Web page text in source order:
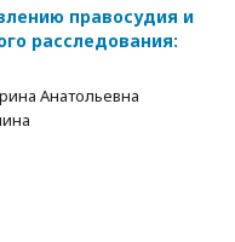
правосудия и
расследования:
Анатольевна